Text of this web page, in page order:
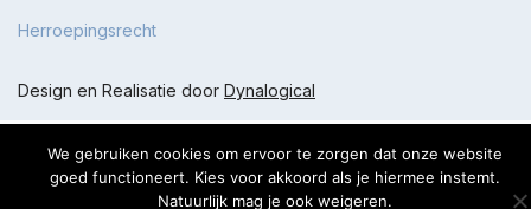
Herroepingsrecht
Design en Realisatie door Dynalogical
is 8.9/10 gebaseerd op 1307 reviews.
We gebruiken cookies om ervoor te zorgen dat onze website
goed functioneert. Kies voor akkoord als je hiermee instemt.
Natuurlijk mag je ook weigeren.